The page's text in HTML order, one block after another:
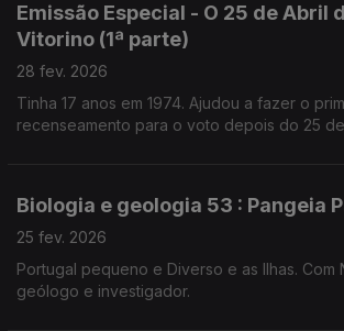
Emissão Especial - O 25 de Abril
Vitorino (1ª parte)
28 fev. 2026
Tinha 17 anos em 1974. Ajudou a fazer o
recenseamento para o voto depois do 25
Biologia e geologia 53 : Pangeia
25 fev. 2026
Portugal pequeno e Diverso e as Ilhas. Com
geólogo e investigador.